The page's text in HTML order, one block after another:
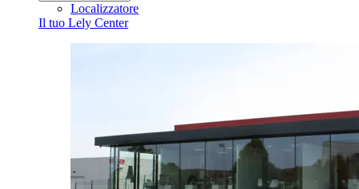
Localizzatore
Il tuo Lely Center